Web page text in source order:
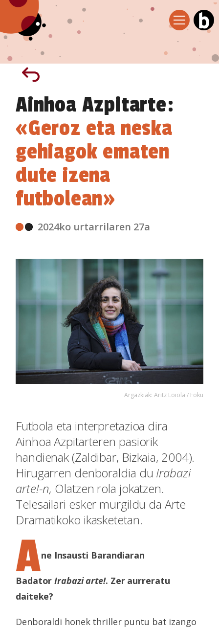
Ainhoa Azpitarte:
«Geroz eta neska
gehiagok ematen
dute izena
futbolean»
2024ko urtarrilaren 27a
Argazkiak: Aritz Loiola / Foku
Futbola eta interpretazioa dira
Ainhoa Azpitarteren pasiorik
handienak (Zaldibar, Bizkaia, 2004).
Hirugarren denboraldia du Irabazi
arte!-n, Olatzen rola jokatzen.
Telesailari esker murgildu da Arte
Dramatikoko ikasketetan.
Ane Insausti Barandiaran
Badator Irabazi arte!. Zer aurreratu
daiteke?
Denboraldi honek thriller puntu bat izango